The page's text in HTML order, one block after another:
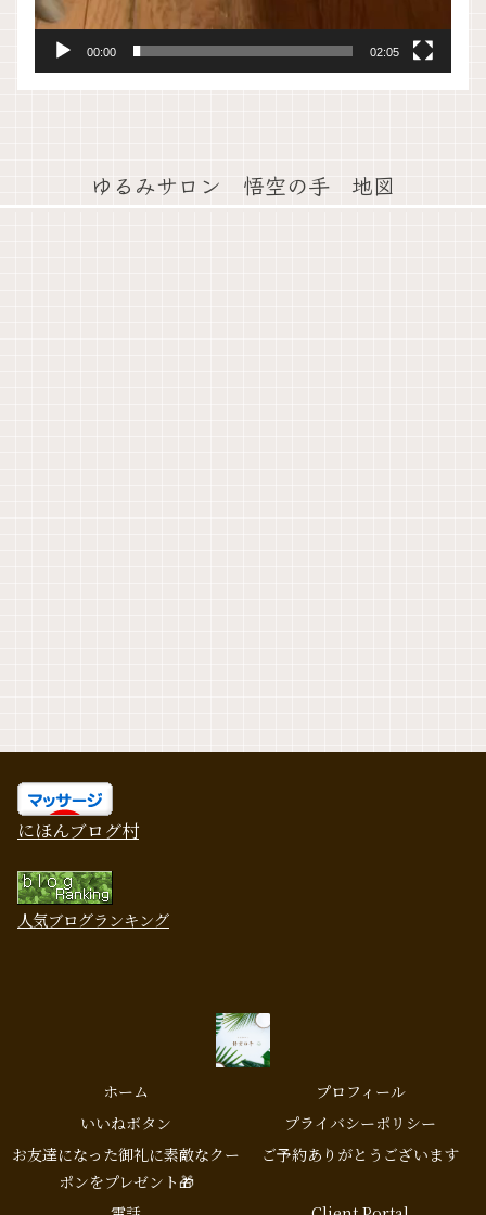
00:00 02:05
ゆるみサロン 悟空の手 地図
にほんブログ村
人気ブログランキング
ホーム
プロフィール
いいねボタン
プライバシーポリシー
お友達になった御礼に素敵なクー
ポンをプレゼント🎁
ご予約ありがとうございます